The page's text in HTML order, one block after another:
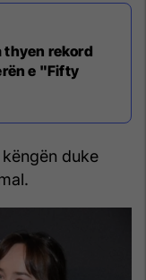
thyen rekord
e "Fifty
duke